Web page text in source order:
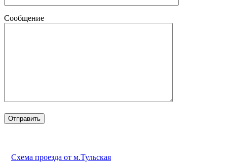
Сообщение
Схема проезда от м.Тульская